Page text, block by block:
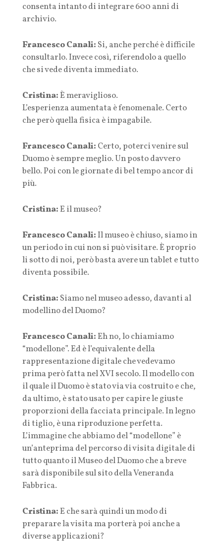
consenta intanto di integrare 600 anni di
archivio.
Francesco Canali: Si, anche perché è difficile
consultarlo. Invece così, riferendolo a quello
che si vede diventa immediato.
Cristina:È meraviglioso.
L’esperienza aumentata è fenomenale. Certo
che però quella fisica è impagabile.
Francesco Canali: Certo, poterci venire sul
Duomo è sempre meglio. Un posto davvero
bello. Poi con le giornate di bel tempo ancor di
più.
Cristina:E il museo?
Francesco Canali:Il museo è chiuso, siamo in
un periodo in cui non si può visitare. È proprio
li sotto di noi, però basta avere un tablet e tutto
diventa possibile.
Cristina: Siamo nel museo adesso, davanti al
modellino del Duomo?
Francesco Canali:Eh no, lo chiamiamo
“modellone”. Ed è l’equivalente della
rappresentazione digitale che vedevamo
prima però fatta nel XVI secolo. Il modello con
il quale il Duomo è stato via via costruito e che,
da ultimo, è stato usato per capire le giuste
proporzioni della facciata principale. In legno
di tiglio, è una riproduzione perfetta.
L’immagine che abbiamo del “modellone” è
un’anteprima del percorso di visita digitale di
tutto quanto il Museo del Duomo che a breve
sarà disponibile sul sito della Veneranda
Fabbrica.
Cristina:E che sarà quindi un modo di
preparare la visita ma porterà poi anche a
diverse applicazioni?